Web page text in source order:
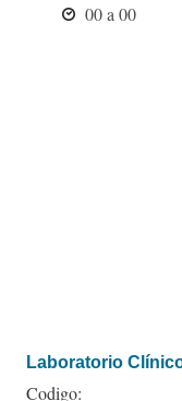
00 a 00
Laboratorio
Codigo: